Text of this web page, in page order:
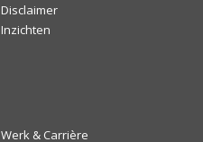
Disclaimer
Inzichten
Werk & Carrière